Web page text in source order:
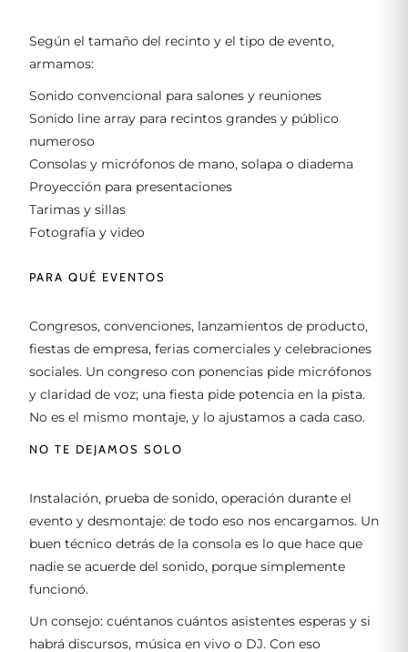
Según el tamaño del recinto y el tipo de evento,
armamos:
Sonido convencional para salones y reuniones
Sonido line array para recintos grandes y público
numeroso
Consolas y micrófonos de mano, solapa o diadema
Proyección para presentaciones
Tarimas y sillas
Fotografía y video
PARA QUÉ EVENTOS
Congresos, convenciones, lanzamientos de producto,
fiestas de empresa, ferias comerciales y celebraciones
sociales. Un congreso con ponencias pide micrófonos
y claridad de voz; una fiesta pide potencia en la pista.
No es el mismo montaje, y lo ajustamos a cada caso.
NO TE DEJAMOS SOLO
Instalación, prueba de sonido, operación durante el
evento y desmontaje: de todo eso nos encargamos. Un
buen técnico detrás de la consola es lo que hace que
nadie se acuerde del sonido, porque simplemente
funcionó.
Un consejo: cuéntanos cuántos asistentes esperas y si
habrá discursos, música en vivo o DJ. Con eso